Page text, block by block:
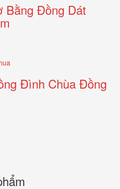
Bằng Đồng Dát
Đình Chùa Đồng